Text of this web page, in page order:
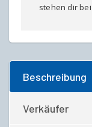
stehen dir
Beschreibung
Verkäufer